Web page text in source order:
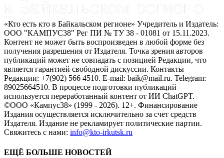
«Кто есть кто в Байкальском регионе» Учредитель и Издатель:
ООО "КАМПУС38" Рег ПИ № ТУ 38 - 01081 от 15.11.2023.
Контент не может быть воспроизведен в любой форме без
получения разрешения от Издателя. Точка зрения авторов
публикаций может не совпадать с позицией Редакции, что
является гарантией свободной дискуссии. Контакты
Редакции: +7(902) 566 4510. E-mail: baik@mail.ru. Telegram:
89025664510. В процессе подготовки публикаций
используется переработанный контент от ИИ ChatGPT.
©ООО «Кампус38» (1999 - 2026). 12+. Финансирование
Издания осуществляется исключительно за счет средств
Издателя. Издание не рекламирует политические партии.
Свяжитесь с нами: info@kto-irkutsk.ru
ЕЩЁ БОЛЬШЕ НОВОСТЕЙ